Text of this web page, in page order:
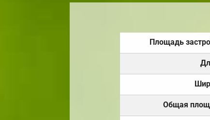
Площадь
Общая